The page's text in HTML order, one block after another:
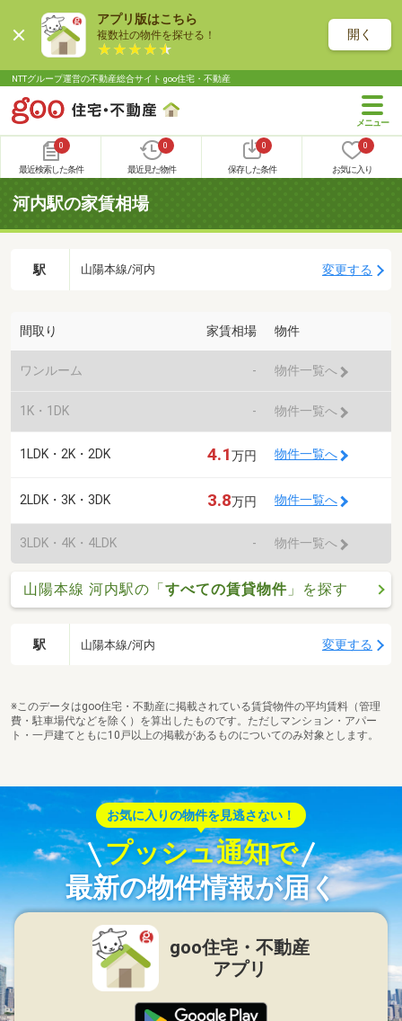
アプリ版はこちら
複数社の物件を探せる！ 開く
NTTグループ運営の不動産総合サイト goo住宅・不動産
0
最近検索した条件
0
最近見た物件
0
保存した条件
0
お気に入り
河内駅の家賃相場
駅 山陽本線/河内 変更する
間取り 家賃相場 物件
ワンルーム - 物件一覧へ
1K・1DK - 物件一覧へ
1LDK・2K・2DK 4.1万円 物件一覧へ
2LDK・3K・3DK 3.8万円 物件一覧へ
3LDK・4K・4LDK - 物件一覧へ
山陽本線 河内駅の「すべての賃貸物件 」を探す
駅 山陽本線/河内 変更する
※このデータはgoo住宅・不動産に掲載されている賃貸物件の平均賃料（管理
費・駐車場代などを除く）を算出したものです。ただしマンション・アパー
ト・一戸建てともに10戸以上の掲載があるものについてのみ対象とします。
お気に入りの物件を見逃さない！
プッシュ通知で
最新の物件情報が届く
goo住宅・不動産
アプリ